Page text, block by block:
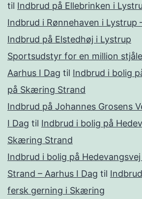
til Indbrud på Ellebrinken i
Indbrud i Rønnehaven i Lystrup
Indbrud på Elstedhøj i Lystrup
Sportsudstyr for en million
Aarhus I Dag til Indbrud i bolig
på Skæring Strand
Indbrud på Johannes Grosens
I Dag til Indbrud i bolig på
Skæring Strand
Indbrud i bolig på
Strand – Aarhus I Dag til
fersk gerning i Skæring